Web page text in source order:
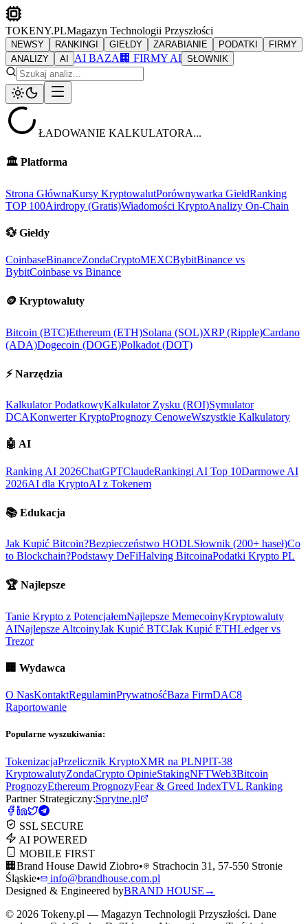
TOKENY.PLMagazyn Technologii Przyszłości
NEWSY RANKINGI GIEŁDY ZARABIANIE PODATKI
FIRMY
ANALIZY
AI AI BAZA 🏢 FIRMY AI SŁOWNIK
ŁADOWANIE KALKULATORA...
🏛️ Platforma
Strona GłównaKursy KryptowalutPorównywarka GiełdRanking
TOP 100Airdropy (Gratis)Wiadomości KryptoAnalizy On-Chain
💱 Giełdy
CoinbaseBinanceZondaCryptoMEXCBybitBinance vs
BybitCoinbase vs Binance
🪙 Kryptowaluty
Bitcoin (BTC)Ethereum (ETH)Solana (SOL)XRP (Ripple)Cardano
(ADA)Dogecoin (DOGE)Polkadot (DOT)
⚡ Narzędzia
Kalkulator PodatkowyKalkulator Zysku (ROI)Symulator
DCAKonwerter KryptoPrognozy CenoweWszystkie Kalkulatory
🤖 AI
Ranking AI 2026ChatGPTClaudeRankingi AI Top 10Darmowe AI
2026AI dla KryptoAI z Tokenem
📚 Edukacja
Jak Kupić Bitcoin?Bezpieczeństwo HODLSłownik (200+ haseł)Co
to Blockchain?Podstawy DeFiHalving BitcoinaPodatki Krypto PL
🏆 Najlepsze
Tanie Krypto z PotencjałemNajlepsze MemecoinyKryptowaluty
AINajlepsze AltcoinyJak Kupić BTCJak Kupić ETHLedger vs
Trezor
🏢 Wydawca
O NasKontaktRegulaminPrywatnośćBaza FirmDAC8
Raportowanie
Popularne wyszukiwania:
TokenizacjaPrzelicznik KryptoXMR na PLNPIT-38
KryptowalutyZondaCrypto OpinieStakingNFTWeb3Bitcoin
PrognozyEthereum PrognozyFear & Greed IndexTVL Ranking
Partner Strategiczny:Sprytne.pl
SSL SECURE
AI POWERED
MOBILE FIRST
🏢 Brand House Dawid Ziobro•
Strachocin 31, 57-550 Stronie
Śląskie•
info@brandhouse.com.pl
Designed & Engineered byBRAND HOUSE →
© 2026 Tokeny.pl — Magazyn Technologii Przyszłości. Dane